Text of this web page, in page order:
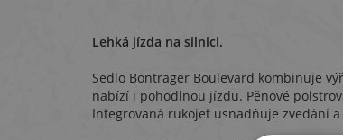
Lehká jízda na silnici.
Sedlo Bontrager Boulevard kombinuje
nabízí i pohodlnou jízdu. Pěnové
Integrovaná rukojeť usnadňuje zvedání